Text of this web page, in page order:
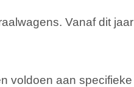
Vanaf dit jaar
voldoen aan specifieke